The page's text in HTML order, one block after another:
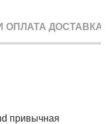
ОПЛАТА ДОСТАВКА
привычная